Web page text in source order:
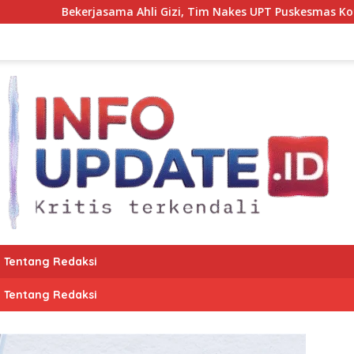
Gizi, Tim Nakes UPT Puskesmas Kota Bantaeng Pantau
Tentang Redaksi
Tentang Redaksi